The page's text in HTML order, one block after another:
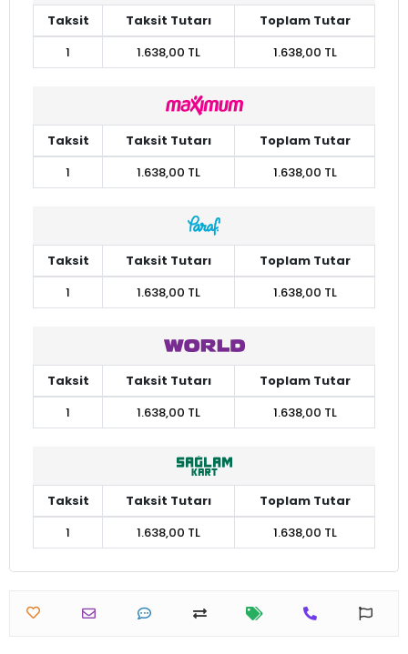
Taksit Taksit Tutarı
Toplam Tutar
1
1.638,00 TL 1.638,00 TL
Taksit Taksit Tutarı
Toplam Tutar
1
1.638,00 TL 1.638,00 TL
Taksit Taksit Tutarı
Toplam Tutar
1
1.638,00 TL 1.638,00 TL
Taksit Taksit Tutarı
Toplam Tutar
1
1.638,00 TL 1.638,00 TL
Taksit Taksit Tutarı
Toplam Tutar
1
1.638,00 TL 1.638,00 TL